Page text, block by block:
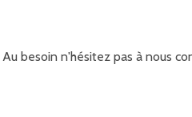
besoin n'hésitez pas à nous